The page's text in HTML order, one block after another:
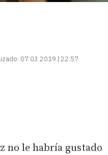
07.03.2019 | 22:57
no le habría gustado